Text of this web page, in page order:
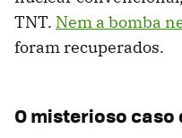
TNT. Nem a bomba
foram recuperados.
O misterioso caso